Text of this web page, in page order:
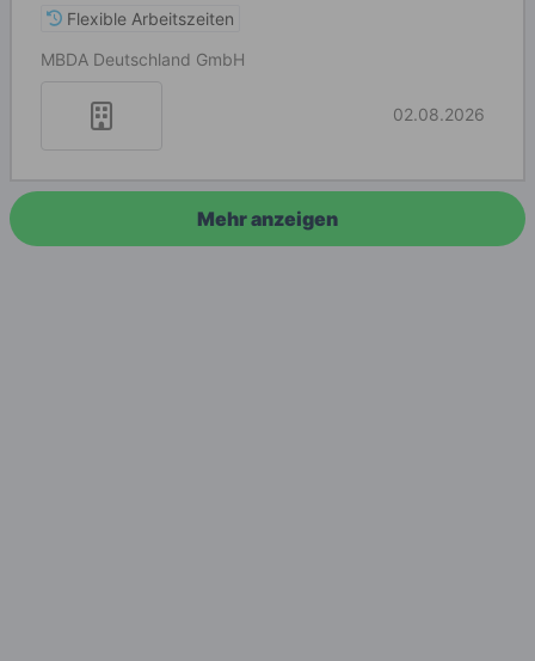
Flexible Arbeitszeiten
MBDA Deutschland GmbH
02.08.2026
Mehr anzeigen